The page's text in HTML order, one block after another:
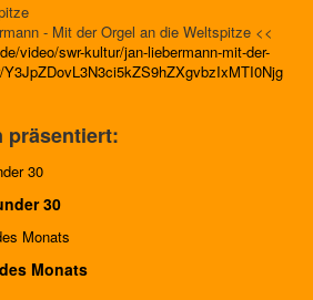
- Mit der Orgel an die Weltspitze <<
video/swr-kultur/jan-liebermann-mit-der-
Y3JpZDovL3N3ci5kZS9hZXgvbzIxMTI0Njg
präsentiert:
30
Monats